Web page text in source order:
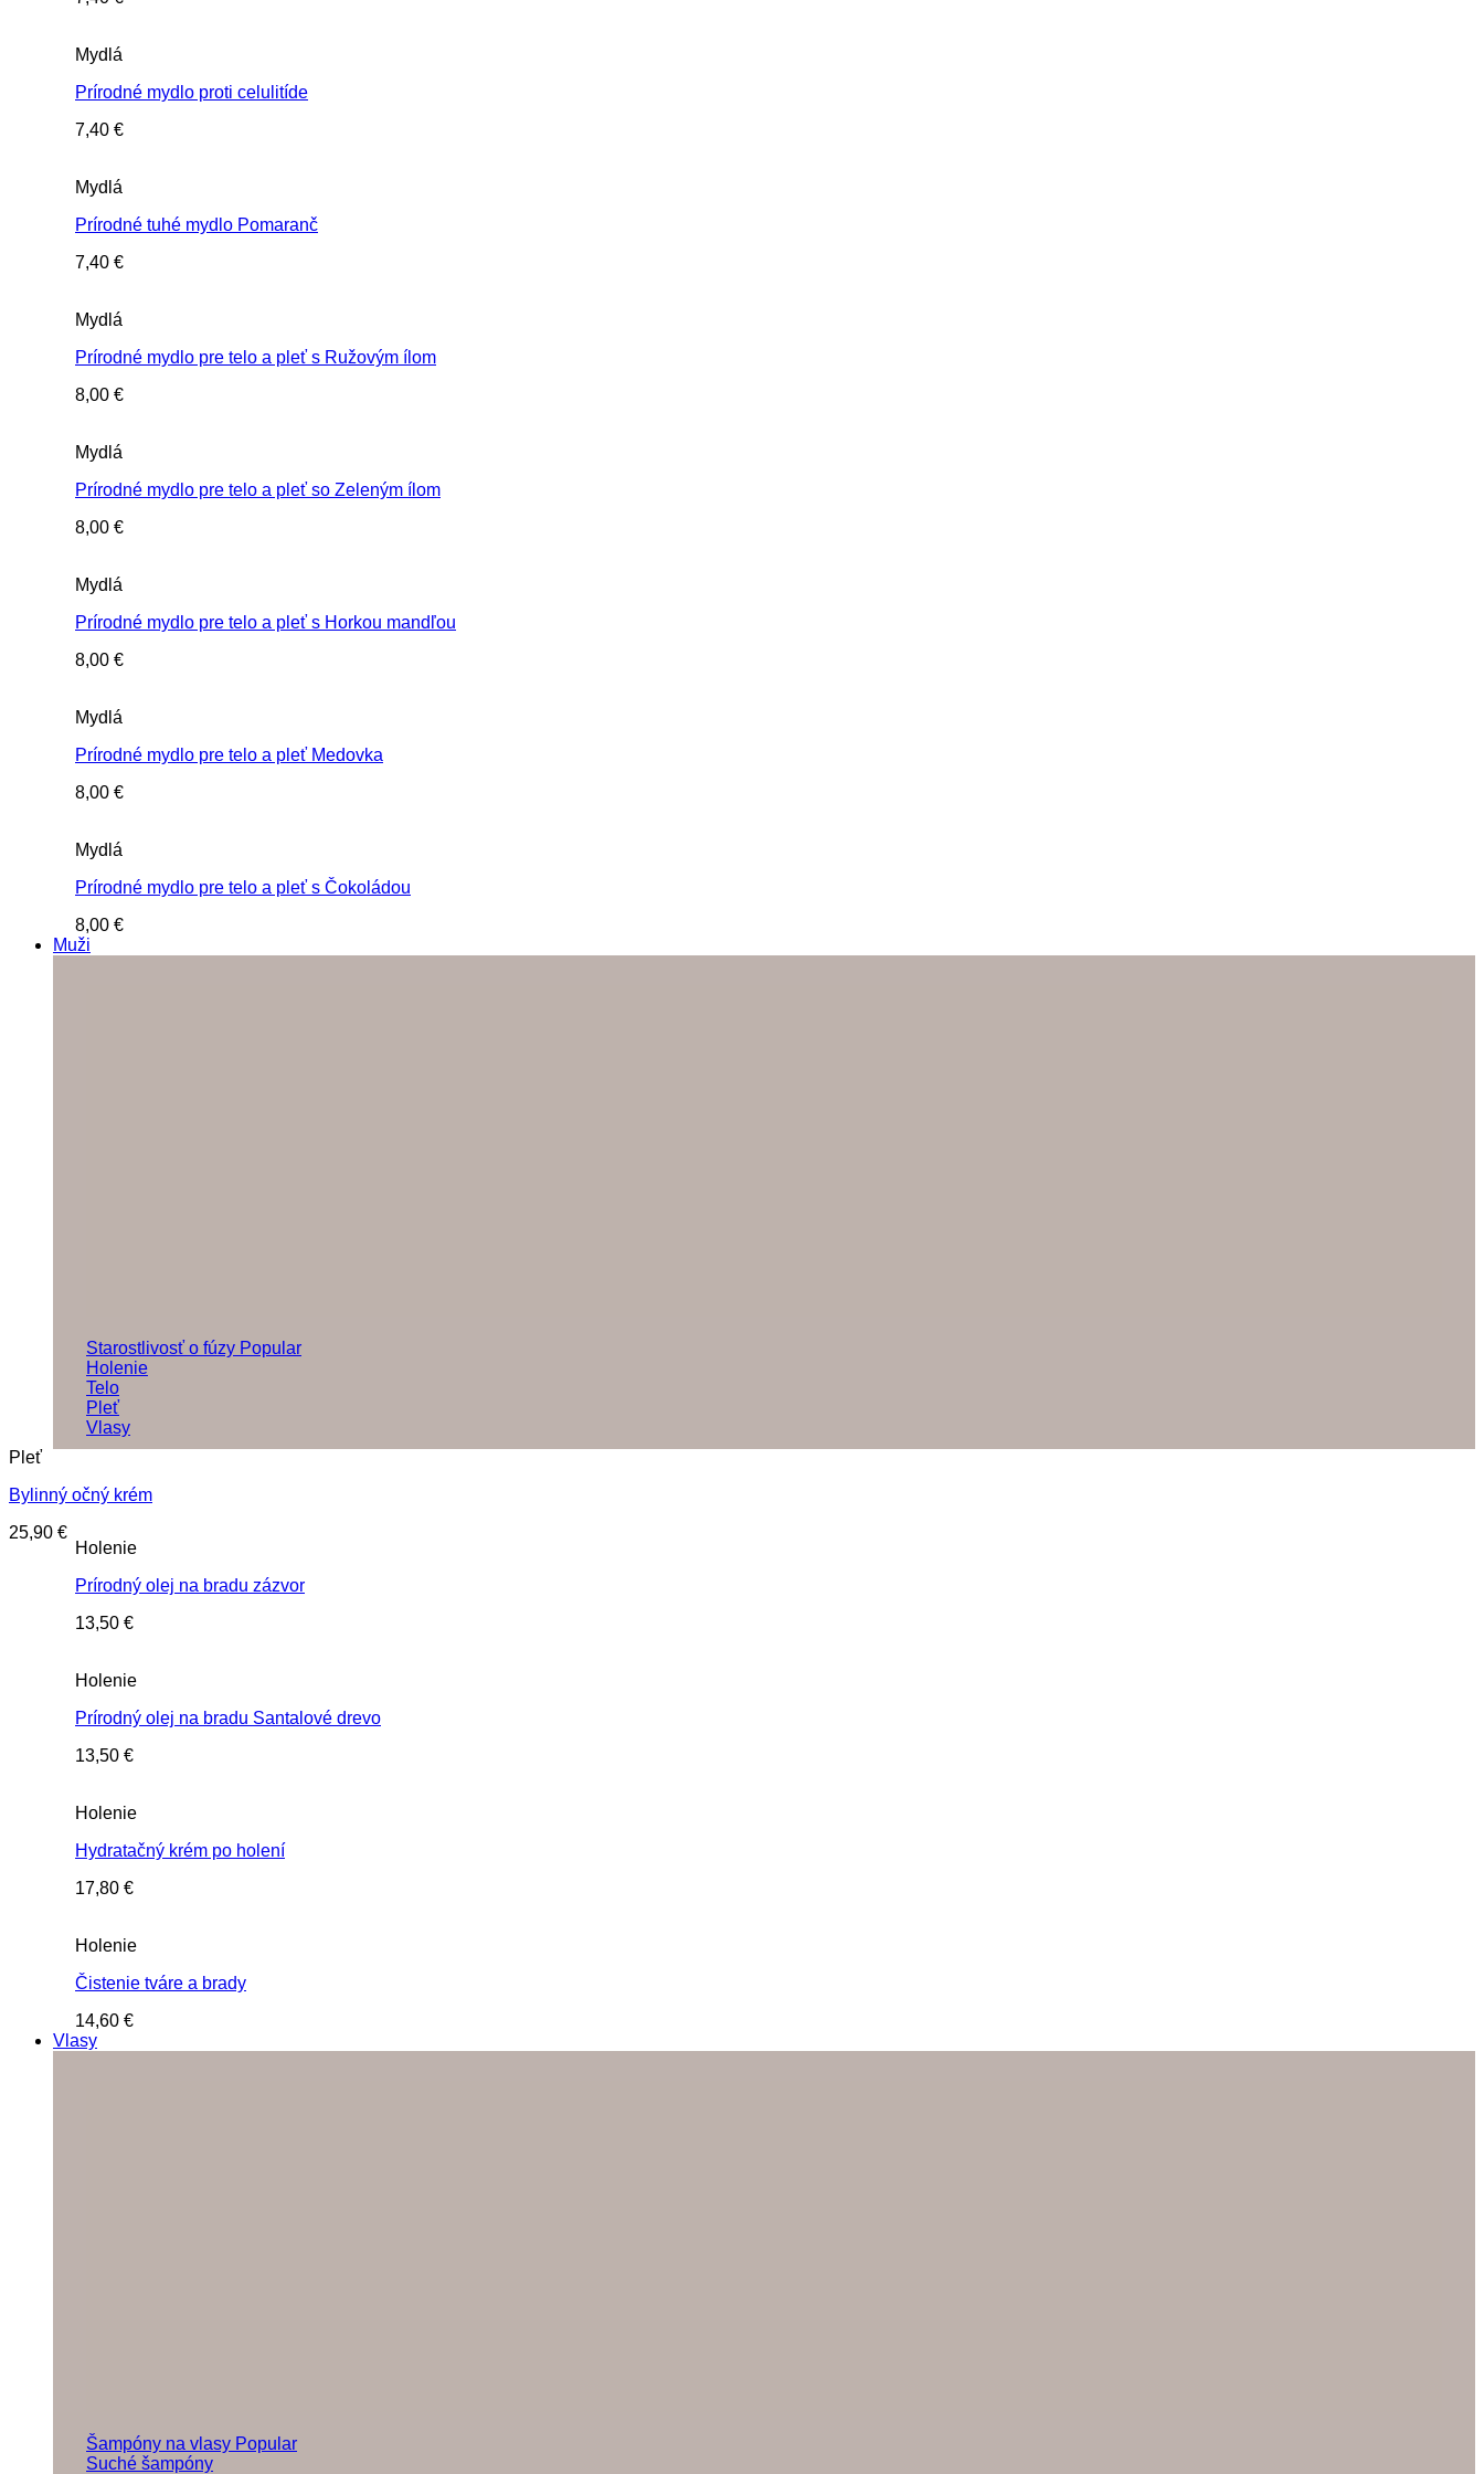
Mydlá
Prírodné mydlo proti celulitíde
7,40 €
Mydlá
Prírodné tuhé mydlo Pomaranč
7,40 €
Mydlá
Prírodné mydlo pre telo a pleť s Ružovým ílom
8,00 €
Mydlá
Prírodné mydlo pre telo a pleť so Zeleným ílom
8,00 €
Mydlá
Prírodné mydlo pre telo a pleť s Horkou mandľou
8,00 €
Mydlá
Prírodné mydlo pre telo a pleť Medovka
8,00 €
Mydlá
Prírodné mydlo pre telo a pleť s Čokoládou
8,00 €
Muži
Starostlivosť o fúzy
Holenie
Telo
Pleť
Vlasy
Holenie
Prírodný olej na bradu zázvor
13,50 €
Holenie
Prírodný olej na bradu Santalové drevo
13,50 €
Holenie
Hydratačný krém po holení
17,80 €
Holenie
Čistenie tváre a brady
14,60 €
Vlasy
Šampóny na vlasy
Suché šampóny
Pleť
Bylinný očný krém
25,90 €